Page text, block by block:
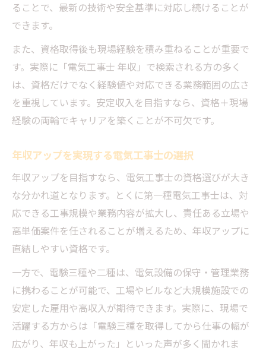
ることで、最新の技術や安全基準に対応し続けることが
できます。
また、資格取得後も現場経験を積み重ねることが重要で
す。実際に「電気工事士 年収」で検索される方の多く
は、資格だけでなく経験値や対応できる業務範囲の広さ
を重視しています。安定収入を目指すなら、資格＋現場
経験の両輪でキャリアを築くことが不可欠です。
年収アップを実現する電気工事士の選択
年収アップを目指すなら、電気工事士の資格選びが大き
な分かれ道となります。とくに第一種電気工事士は、対
応できる工事規模や業務内容が拡大し、責任ある立場や
高単価案件を任されることが増えるため、年収アップに
直結しやすい資格です。
一方で、電験三種や二種は、電気設備の保守・管理業務
に携わることが可能で、工場やビルなど大規模施設での
安定した雇用や高収入が期待できます。実際に、現場で
活躍する方からは「電験三種を取得してから仕事の幅が
広がり、年収も上がった」といった声が多く聞かれま